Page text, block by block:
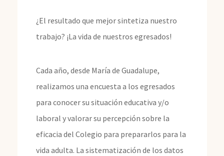
¿El resultado que mejor sintetiza nuestro
trabajo? ¡La vida de nuestros egresados!
Cada año, desde María de Guadalupe,
realizamos una encuesta a los egresados
para conocer su situación educativa y/o
laboral y valorar su percepción sobre la
eficacia del Colegio para prepararlos para la
vida adulta. La sistematización de los datos